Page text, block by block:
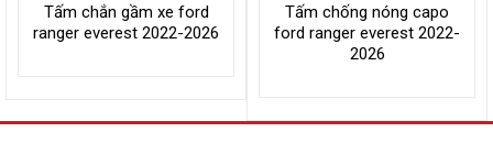
Tấm chắn gầm xe ford
ranger everest 2022-2026
Tấm chống nóng capo
ford ranger everest 2022-
2026